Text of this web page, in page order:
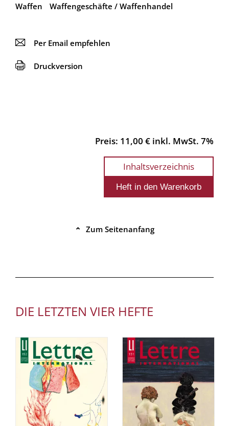
Waffen
Waffengeschäfte / Waffenhandel
📧 Per Email empfehlen
🖨 Druckversion
Preis: 11,00 € inkl. MwSt. 7%
Inhaltsverzeichnis
⌃ Zum Seitenanfang
DIE LETZTEN VIER HEFTE